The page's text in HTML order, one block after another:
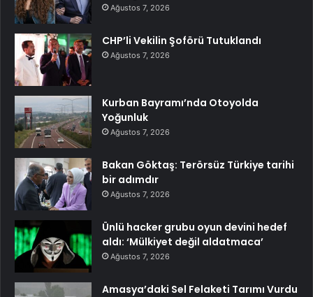
Ağustos 7, 2026
CHP’li Vekilin Şoförü Tutuklandı
Ağustos 7, 2026
Kurban Bayramı’nda Otoyolda
Yoğunluk
Ağustos 7, 2026
Bakan Göktaş: Terörsüz Türkiye tarihi
bir adımdır
Ağustos 7, 2026
Ünlü hacker grubu oyun devini hedef
aldı: ‘Mülkiyet değil aldatmaca’
Ağustos 7, 2026
Amasya’daki Sel Felaketi Tarımı Vurdu